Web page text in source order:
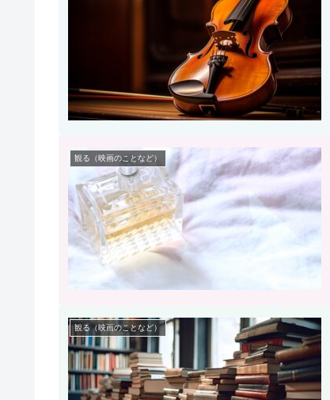
観る（映画のことなど）
観る（映画のことなど）